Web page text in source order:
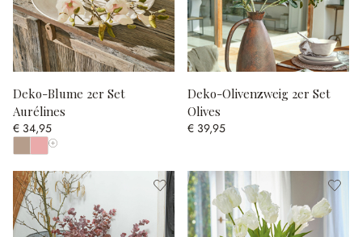
Deko-Blume 2er Set
Aurélines
€ 34,95
Alle Farben anzeigen
Deko-Olivenzweig 2er Set
Olives
€ 39,95